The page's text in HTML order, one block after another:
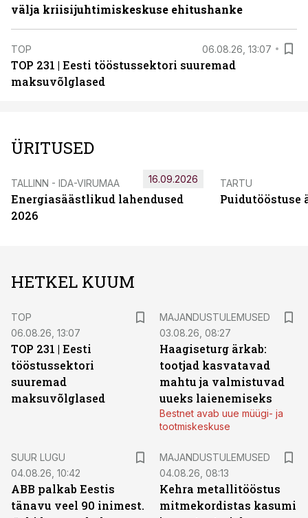
välja kriisijuhtimiskeskuse ehitushanke
TOP 06.08.26, 13:07
TOP 231 | Eesti tööstussektori suuremad
maksuvõlglased
ÜRITUSED
TALLINN - IDA-VIRUMAA
Energiasäästlikud lahendused
2026
16.09.2026 TARTU
Puidutööstuse
HETKEL KUUM
TOP
06.08.26, 13:07
TOP 231 | Eesti
tööstussektori
suuremad
maksuvõlglased
MAJANDUSTULEMUSED
03.08.26, 08:27
Haagiseturg ärkab:
tootjad kasvatavad
mahtu ja valmistuvad
uueks laienemiseks
Bestnet avab uue müügi- ja
tootmiskeskuse
SUUR LUGU
04.08.26, 10:42
ABB palkab Eestis
tänavu veel 90 inimest.
MAJANDUSTULEMUSED
04.08.26, 08:13
Kehra metallitööstus
mitmekordistas kasumi